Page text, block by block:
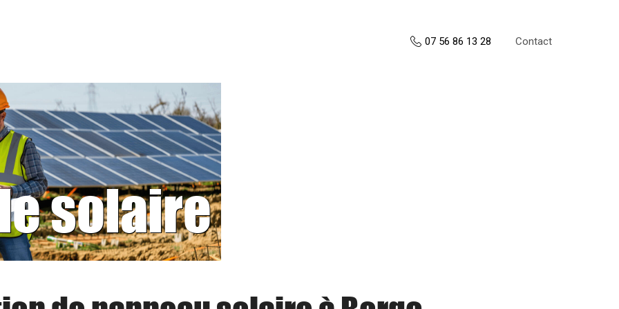
07 56 86 13 28 Contact
solaire